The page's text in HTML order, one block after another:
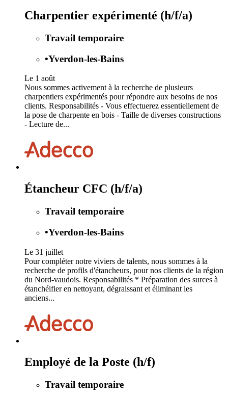
Charpentier expérimenté (h/f/a)
Travail temporaire
•Yverdon-les-Bains
Le 1 août
Nous sommes activement à la recherche de plusieurs
charpentiers expérimentés pour répondre aux besoins de nos
clients. Responsabilités - Vous effectuerez essentiellement de
la pose de charpente en bois - Taille de diverses constructions
- Lecture de...
Étancheur CFC (h/f/a)
Travail temporaire
•Yverdon-les-Bains
Le 31 juillet
Pour compléter notre viviers de talents, nous sommes à la
recherche de profils d'étancheurs, pour nos clients de la région
du Nord-vaudois. Responsabilités * Préparation des surces à
étanchéifier en nettoyant, dégraissant et éliminant les
anciens...
Employé de la Poste (h/f)
Travail temporaire